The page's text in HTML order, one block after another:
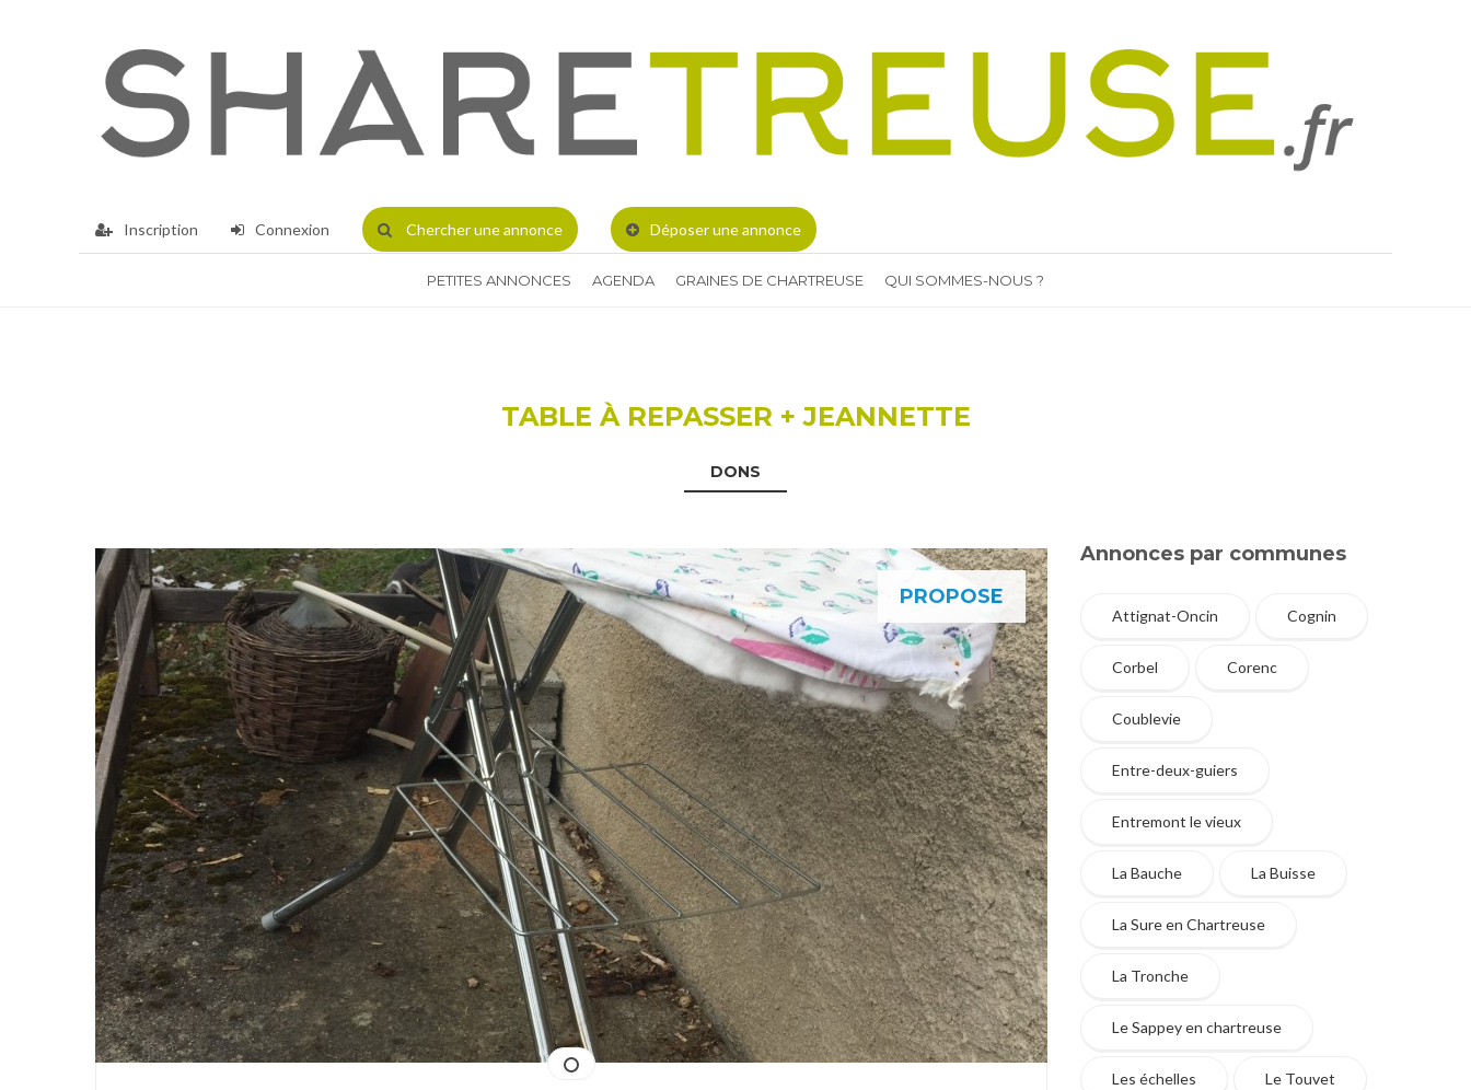
Inscription Connexion Chercherune annonce Déposer une annonce
PETITES ANNONCES AGENDA GRAINES DE CHARTREUSE QUI SOMMES-NOUS ?
TABLE À REPASSER + JEANNETTE
DONS
PROPOSE
Annonces par communes
Attignat-Oncin Cognin
Corbel Corenc
Coublevie
Entre-deux-guiers
Entremont le vieux
La Bauche La Buisse
La Sure en Chartreuse
La Tronche
Le Sappey en chartreuse
Les échelles Le Touvet